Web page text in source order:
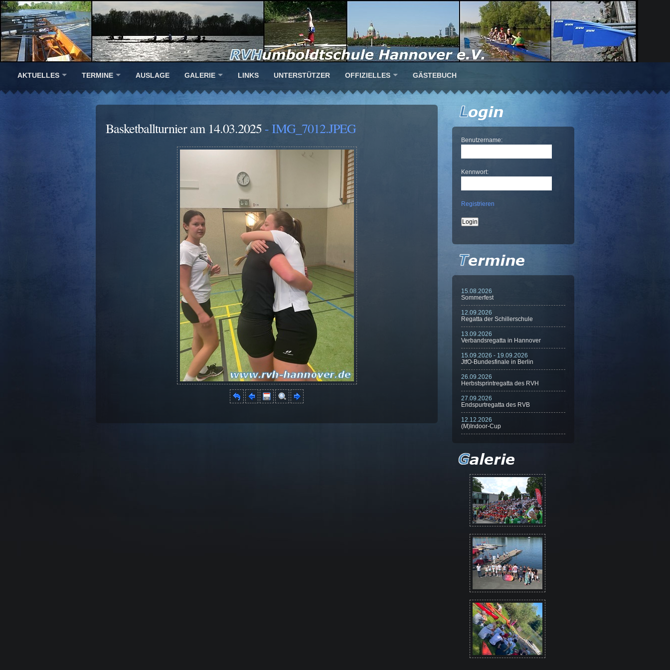
AKTUELLES TERMINE AUSLAGE GALERIE LINKS UNTERSTÜTZER OFFIZIELLES GÄSTEBUCH
Basketballturnier am 14.03.2025 - IMG_7012.JPEG
Benutzername:
Kennwort:
Registrieren
15.08.2026
Sommerfest
12.09.2026
Regatta der Schillerschule
13.09.2026
Verbandsregatta in Hannover
15.09.2026 - 19.09.2026
JtfO-Bundesfinale in Berlin
26.09.2026
Herbstsprintregatta des RVH
27.09.2026
Endspurtregatta des RVB
12.12.2026
(M)Indoor-Cup